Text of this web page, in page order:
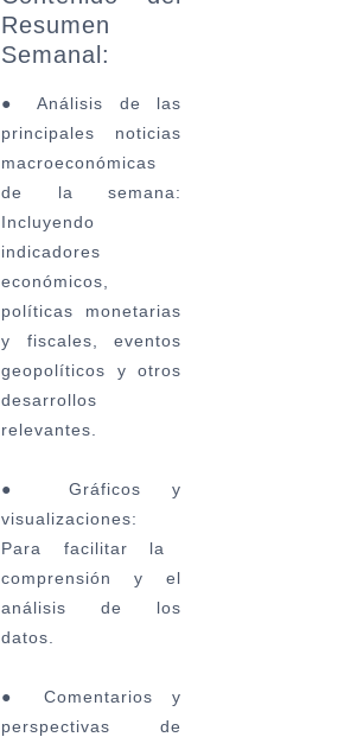
Resumen
Semanal:
● Análisis de las
principales noticias
macroeconómicas
de la semana:
Incluyendo
indicadores
económicos,
políticas monetarias
y fiscales, eventos
geopolíticos y otros
desarrollos
relevantes.
● Gráficos y
visualizaciones:
Para facilitar la
comprensión y el
análisis de los
datos.
● Comentarios y
perspectivas de